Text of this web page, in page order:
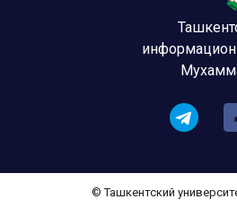
© Ташкентский